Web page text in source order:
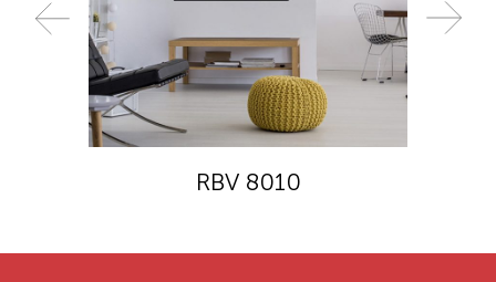
RBV 8010